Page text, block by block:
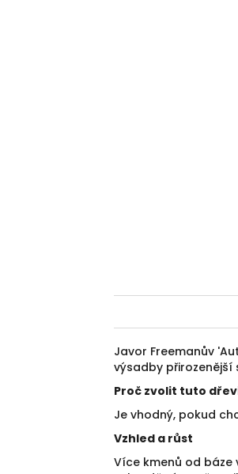
Javor Freemanův
výsadby přirozenější
Proč zvolit tuto
Je vhodný, pokud
Vzhled a růst
Více kmenů od